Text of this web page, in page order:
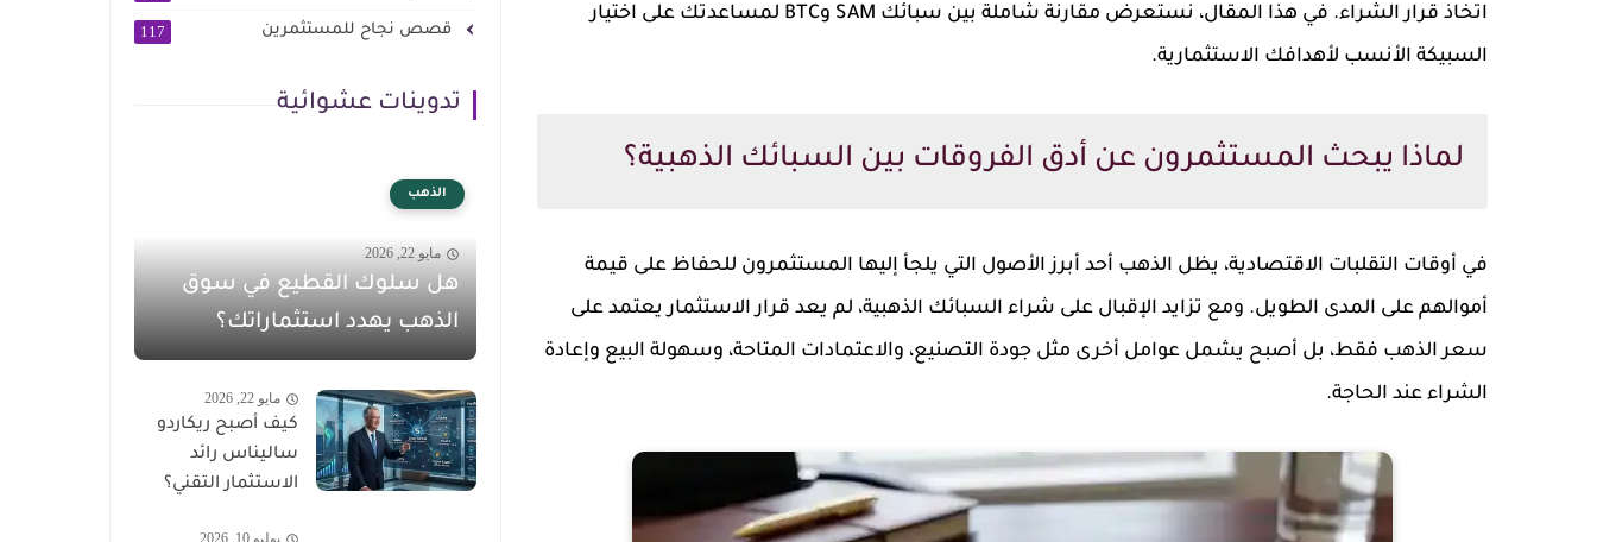
اتخاذ قرار الشراء. في هذا المقال، نستعرض مقارنة شاملة بين سبائك SAM وBTC لمساعدتك على اختيار
السبيكة الأنسب لأهدافك الاستثمارية.
لماذا يبحث المستثمرون عن أدق الفروقات بين السبائك الذهبية؟
في أوقات التقلبات الاقتصادية، يظل الذهب أحد أبرز الأصول التي يلجأ إليها المستثمرون للحفاظ على قيمة
أموالهم على المدى الطويل. ومع تزايد الإقبال على شراء السبائك الذهبية، لم يعد قرار الاستثمار يعتمد على
سعر الذهب فقط، بل أصبح يشمل عوامل أخرى مثل جودة التصنيع، والاعتمادات المتاحة، وسهولة البيع وإعادة
الشراء عند الحاجة.
قصص نجاح للمستثمرين 117
تدوينات عشوائية
الذهب
مايو 22, 2026
هل سلوك القطيع في سوق
الذهب يهدد استثماراتك؟
مايو 22, 2026
كيف أصبح ريكاردو
ساليناس رائد
الاستثمار التقني؟
يوليو 10, 2026